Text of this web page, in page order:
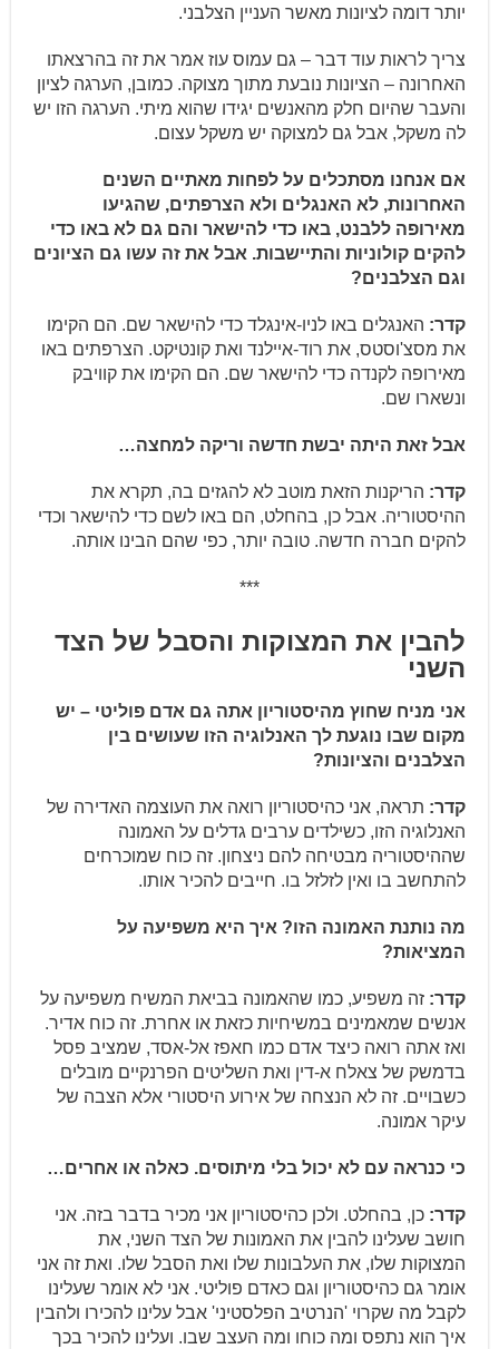
יותר דומה לציונות מאשר העניין הצלבני.
צריך לראות עוד דבר – גם עמוס עוז אמר את זה בהרצאתו
האחרונה – הציונות נובעת מתוך מצוקה. כמובן, הערגה לציון
והעבר שהיום חלק מהאנשים יגידו שהוא מיתי. הערגה הזו יש
לה משקל, אבל גם למצוקה יש משקל עצום.
אם אנחנו מסתכלים על לפחות מאתיים השנים
האחרונות, לא האנגלים ולא הצרפתים, שהגיעו
מאירופה ללבנט, באו כדי להישאר והם גם לא באו כדי
להקים קולוניות והתיישבות. אבל את זה עשו גם הציונים
וגם הצלבנים?
קדר: האנגלים באו לניו-אינגלד כדי להישאר שם. הם הקימו
את מסצ'וסטס, את רוד-איילנד ואת קונטיקט. הצרפתים באו
מאירופה לקנדה כדי להישאר שם. הם הקימו את קוויבק
ונשארו שם.
אבל זאת היתה יבשת חדשה וריקה למחצה…
קדר: הריקנות הזאת מוטב לא להגזים בה, תקרא את
ההיסטוריה. אבל כן, בהחלט, הם באו לשם כדי להישאר וכדי
להקים חברה חדשה. טובה יותר, כפי שהם הבינו אותה.
***
להבין את המצוקות והסבל של הצד
השני
אני מניח שחוץ מהיסטוריון אתה גם אדם פוליטי – יש
מקום שבו נוגעת לך האנלוגיה הזו שעושים בין
הצלבנים והציונות?
קדר: תראה, אני כהיסטוריון רואה את העוצמה האדירה של
האנלוגיה הזו, כשילדים ערבים גדלים על האמונה
שההיסטוריה מבטיחה להם ניצחון. זה כוח שמוכרחים
להתחשב בו ואין לזלזל בו. חייבים להכיר אותו.
מה נותנת האמונה הזו? איך היא משפיעה על
המציאות?
קדר: זה משפיע, כמו שהאמונה בביאת המשיח משפיעה על
אנשים שמאמינים במשיחיות כזאת או אחרת. זה כוח אדיר.
ואז אתה רואה כיצד אדם כמו חאפז אל-אסד, שמציב פסל
בדמשק של צאלח א-דין ואת השליטים הפרנקיים מובלים
כשבויים. זה לא הנצחה של אירוע היסטורי אלא הצבה של
עיקר אמונה.
כי כנראה עם לא יכול בלי מיתוסים. כאלה או אחרים…
קדר: כן, בהחלט. ולכן כהיסטוריון אני מכיר בדבר בזה. אני
חושב שעלינו להבין את האמונות של הצד השני, את
המצוקות שלו, את העלבונות שלו ואת הסבל שלו. ואת זה אני
אומר גם כהיסטוריון וגם כאדם פוליטי. אני לא אומר שעלינו
לקבל מה שקרוי 'הנרטיב הפלסטיני' אבל עלינו להכירו ולהבין
איך הוא נתפס ומה כוחו ומה העצב שבו. ועלינו להכיר בכך